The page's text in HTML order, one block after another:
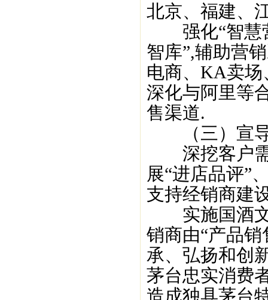
北京、福建、
强化“智慧营
智库”,辅助营
电商、KA卖
深化与阿里等
售渠道.
（三）宣导
深挖客户需
展“进店品评”
支持经销商建
实施国酒文
销商由“产品
承、弘扬和创
茅台忠实消费
造成独具茅台